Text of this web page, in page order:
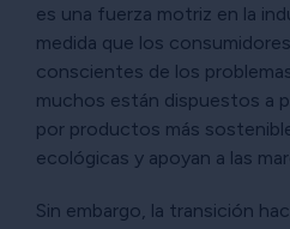
es una fuerza motriz en la
medida que los
conscientes de los
muchos están dispuestos a
por productos más
ecológicas y apoyan a las
Sin embargo, la transición